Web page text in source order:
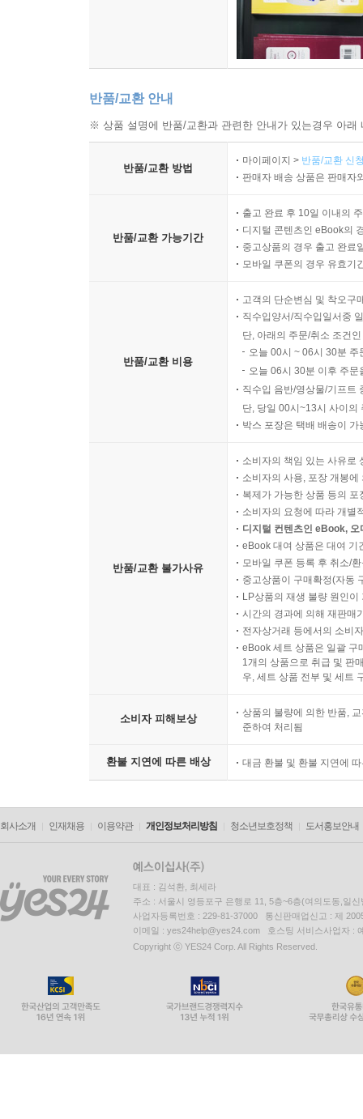
반품/교환 안내
※ 상품 설명에 반품/교환과 관련한 안내가 있는경우 아
반품/교환 방법
마이페이지 > 반품/교환 신
판매자 배송 상품은 판매자
반품/교환 가능기간
출고 완료 후 10일 이내의
디지털 콘텐츠인 eBook의
중고상품의 경우 출고 완료
모바일 쿠폰의 경우 유효기
반품/교환 비용
고객의 단순변심 및 착오구
직수입양서/직수입일서중
단, 아래의 주문/취소 조건
오늘 00시 ~ 06시 30분
오늘 06시 30분 이후 주
직수입 음반/영상물/기프트
단, 당일 00시~13시 사이의
박스 포장은 택배 배송이
반품/교환 불가사유
소비자의 책임 있는 사유로
소비자의 사용, 포장 개봉
복제가 가능한 상품 등의
소비자의 요청에 따라 개별
디지털 컨텐츠인 eBook,
eBook 대여 상품은 대여 기
모바일 쿠폰 등록 후 취소/
중고상품이 구매확정(자동
LP상품의 재생 불량 원인
시간의 경과에 의해 재판매
전자상거래 등에서의 소비
eBook 세트 상품은 일괄 구
1개의 상품으로 취급 및 판
우, 세트 상품 전부 및 세트
소비자 피해보상
상품의 불량에 의한 반품,
준하여 처리됨
환불 지연에 따른 배상 대금 환불 및 환불 지연에
회사소개 인재채용 이용약관 개인정보처리방침 청소년보호정책 도서홍보안내
대표 : 김석환, 최세라
주소 : 서울시 영등포구 은행로 11, 5층~6층(여의도동,일신
사업자등록번호 : 229-81-37000 통신판매업신고 : 제
이메일 : yes24help@yes24.com 호스팅 서비스사업자 :
Copyright ⓒ YES24 Corp. All Rights Reserved.